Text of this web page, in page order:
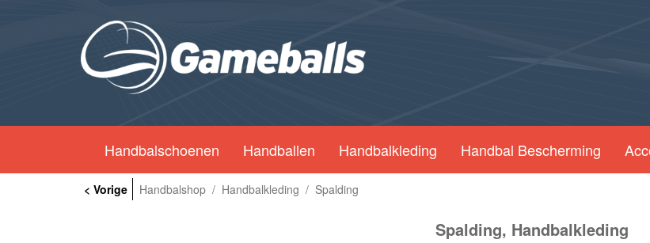
Handbalschoenen Handballen Handbalkleding Handbal Bescherming
< Vorige Handbalshop / Handbalkleding / Spalding
Spalding, Handbalkleding